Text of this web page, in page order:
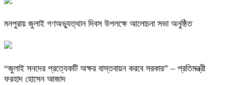
মনপুরায় জুলাই গণঅভ্যুত্থান দিবস উপলক্ষে আলোচনা সভা অনুষ্ঠিত
“জুলাই সনদের প্রত্যেকটি অক্ষর বাস্তবায়ন করবে সরকার” – প্রতিমন্ত্রী
ফরহাদ হোসেন আজাদ